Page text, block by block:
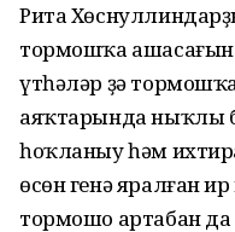
Рита
тормошҡа
үтһәләр ҙә
аяҡтарында ныҡлы
һоҡланыу һәм
өсөн генә яралған
тормошо артабан